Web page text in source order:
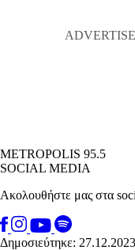
METROPOLIS 95.5
SOCIAL MEDIA
Ακολουθήστε μας στα
Δημοσιεύτηκε: 27.12.2023